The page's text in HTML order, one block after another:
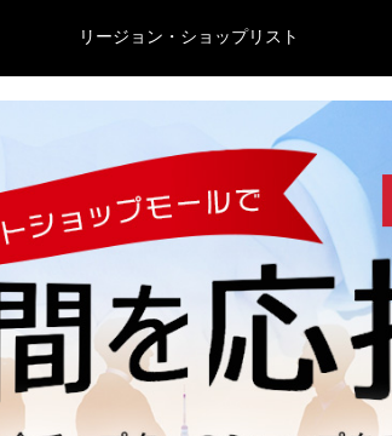
リージョン・ショップリスト